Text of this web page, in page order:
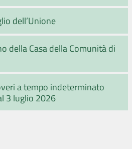
dell’Unione
della Casa della Comunità di
a tempo indeterminato
3 luglio 2026